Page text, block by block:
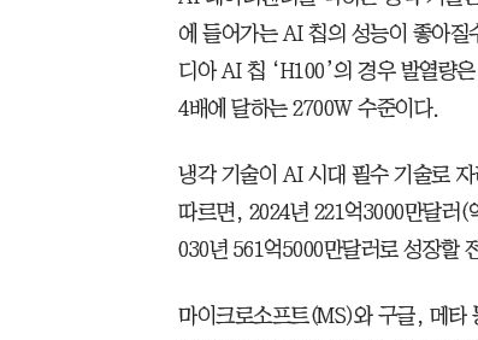
에 들어가는 AI 칩의 성능이 좋아질
디아 AI 칩 ‘H100’의 경우 발열량
4배에 달하는 2700W 수준이다.
냉각 기술이 AI 시대 필수 기술로
따르면, 2024년 221억3000만달러(
030년 561억5000만달러로 성장할
마이크로소프트(MS)와 구글, 메타